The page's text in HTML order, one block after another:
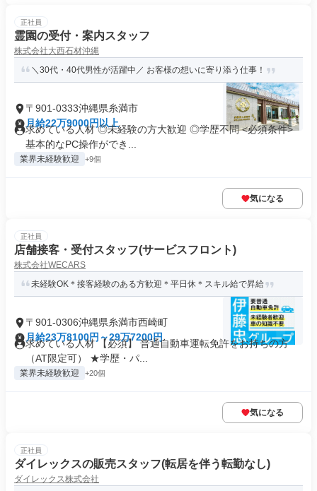
正社員
霊園の受付・案内スタッフ
株式会社大西石材沖縄
＼30代・40代男性が活躍中／ お客様の想いに寄り添う仕事！
〒901-0333沖縄県糸満市
月給22万9000円以上
求めている人材 ◎未経験の方大歓迎 ◎学歴不問 <必須条件>
基本的なPC操作ができ...
業界未経験歓迎 +9個
気になる
正社員
店舗接客・受付スタッフ(サービスフロント)
株式会社WECARS
未経験OK＊接客経験のある方歓迎＊平日休＊スキル給で昇給
〒901-0306沖縄県糸満市西崎町
月給23万8100円～29万7200円
求めている人材 【必須】 普通自動車運転免許をお持ちの方
（AT限定可） ★学歴・パ...
業界未経験歓迎 +20個
気になる
正社員
ダイレックスの販売スタッフ(転居を伴う転勤なし)
ダイレックス株式会社